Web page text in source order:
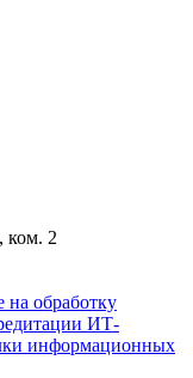
ком. 2
на обработку
ИТ-
информационных